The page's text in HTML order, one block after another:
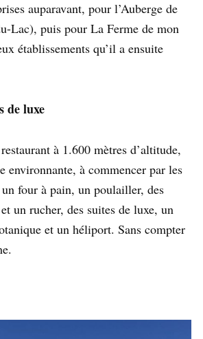
auparavant, pour l’Auberge de
Lac), puis pour La Ferme de mon
établissements qu’il a ensuite
de luxe
à 1.600 mètres d’altitude,
environnante, à commencer par les
four à pain, un poulailler, des
un rucher, des suites de luxe, un
et un héliport. Sans compter